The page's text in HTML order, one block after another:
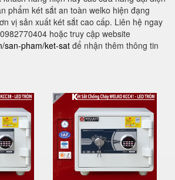
phẩm két sắt an toàn welko hiện đạng
vị sản xuất két sắt cao cấp. Liên hệ ngay
hoặc truy cập website
san-pham/ket-sat để nhận thêm thông tin